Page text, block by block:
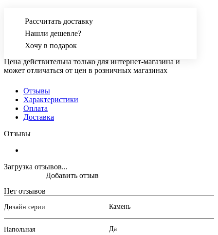
Рассчитать доставку
Нашли дешевле?
Хочу в подарок
Цена действительна только для интернет-магазина и
может отличаться от цен в розничных магазинах
Отзывы
Характеристики
Оплата
Доставка
Отзывы
Загрузка отзывов...
Нет отзывов
Добавить отзыв
Дизайн серии Камень
Напольная Да